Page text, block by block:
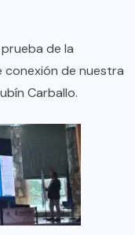
de la
de nuestra
Carballo.